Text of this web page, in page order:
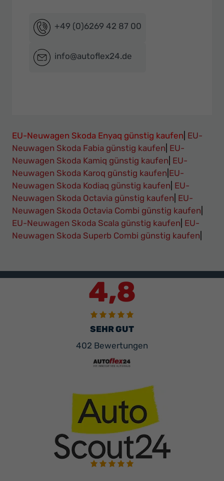
+49 (0)6269 42 87 00
info@autoflex24.de
EU-Neuwagen Skoda Enyaq günstig kaufen EU-
Neuwagen Skoda Fabia günstig kaufen EU-
Neuwagen Skoda Kamiq günstig kaufen EU-
Neuwagen Skoda Karoq günstig kaufen EU-
Neuwagen Skoda Kodiaq günstig kaufen EU-
Neuwagen Skoda Octavia günstig kaufen EU-
Neuwagen Skoda Octavia Combi günstig kaufen
EU-Neuwagen Skoda Scala günstig kaufen EU-
Neuwagen Skoda Superb Combi günstig kaufen
4,8
SEHR GUT
402 Bewertungen